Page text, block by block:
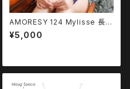
AMORESY 124 Mylisse 長袖
水着（ぴたけっと コラボ商品）
¥5,000